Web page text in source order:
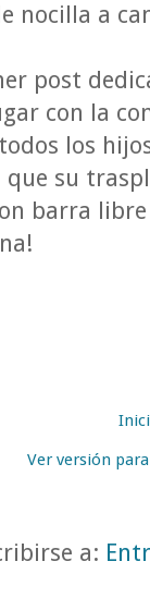
nocilla a
post
con la
los
su
barra
Ver versión
a: